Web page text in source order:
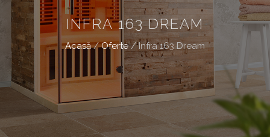
INFRA 163 DREAM
Acasă/Oferte/Infra 163 Dream